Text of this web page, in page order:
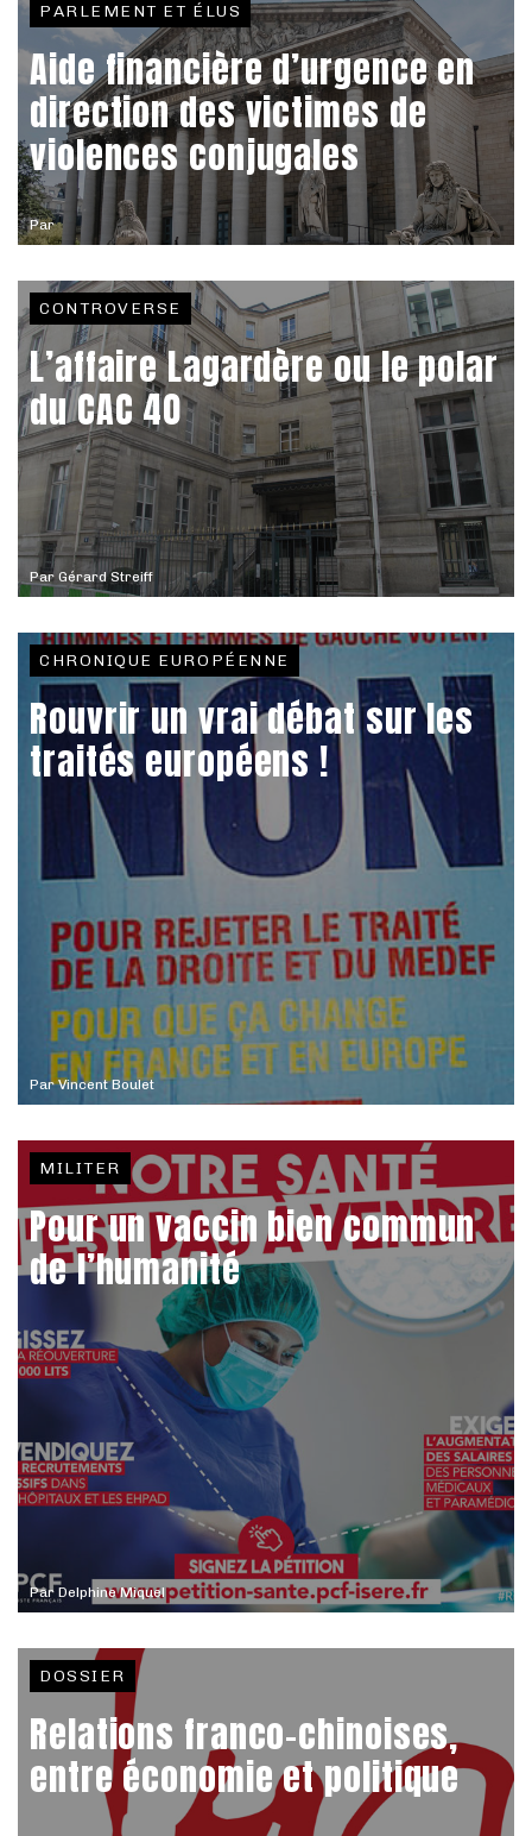
Par
PARLEMENT ET ÉLUS
Aide financière d’urgence en
direction des victimes de
violences conjugales
Par Gérard Streiff
CONTROVERSE
L’affaire Lagardère ou le polar
du CAC 40
ParVincent Boulet
CHRONIQUE EUROPÉENNE
Rouvrir un vrai débat sur les
traités européens !
Par Delphine Miquel
MILITER
Pour un vaccin bien commun
de l’humanité
DOSSIER
Relations franco-chinoises,
entre économie et politique